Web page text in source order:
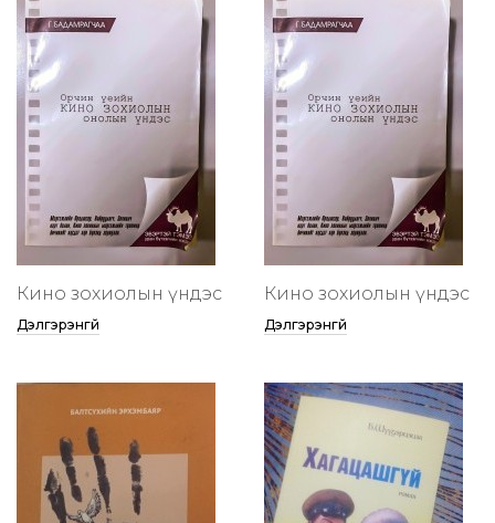
Кино зохиолын үндэс
Дэлгэрэнгүй
Кино зохиолын үндэс
Дэлгэрэнгүй